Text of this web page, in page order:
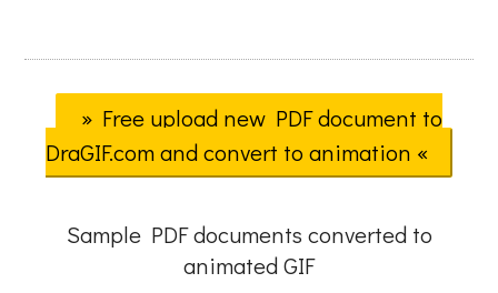
» Free upload new PDF document to
DraGIF.com and convert to animation «
Sample PDF documents converted to
animated GIF